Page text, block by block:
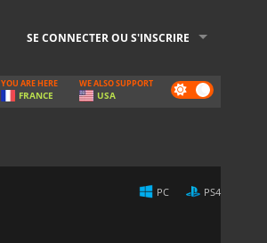
SE CONNECTER OU S'INSCRIRE
Dark
mode
YOU ARE HERE
FRANCE
WE ALSO SUPPORT
USA
PC PS4